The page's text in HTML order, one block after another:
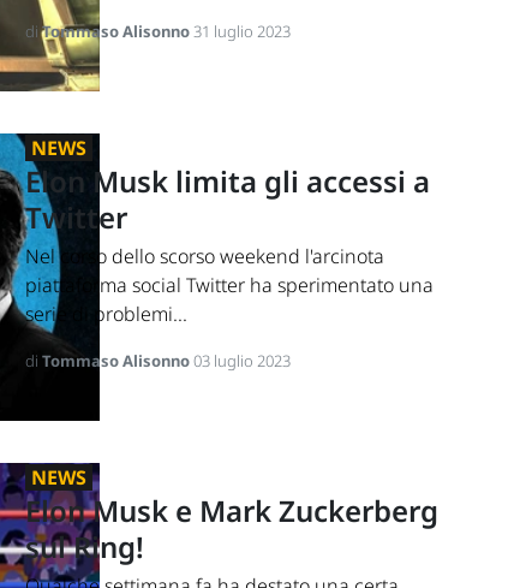
diTommaso Alisonno31 luglio 2023
NEWS
Elon Musk limita gli accessi a
Twitter
Nel corso dello scorso weekend l'arcinota
piattaforma social Twitter ha sperimentato una
serie di problemi...
di Tommaso Alisonno03 luglio 2023
NEWS
Elon Musk e Mark Zuckerberg
sul Ring!